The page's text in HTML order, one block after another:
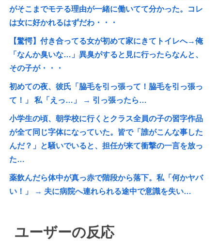
がそこまでモテる理由が一緒に働いてて分かった。コレ
は女に好かれるはずだわ・・・
【驚愕】付き合ってる女が初めて家にきてトイレへ→俺
「なんか臭いな…」異臭がすると見に行ったらなんと、
その子が・・・
初めての夜、彼氏「脇毛を引っ張って！脇毛を引っ張っ
て！」 私「えっ…」 → 引っ張ったら…
小学生の頃、朝学校に行くとクラス全員の子の習字作品
が全て同じ字体になっていた。皆で「誰がこんな事した
んだ？」と騒いでいると、担任が来て衝撃の一言を放っ
た…
薬飲んだら体中が真っ赤で階段から落下。私「何かヤバ
い！」 → 夫に病院へ連れられる途中で意識を失い…
ユーザーの反応